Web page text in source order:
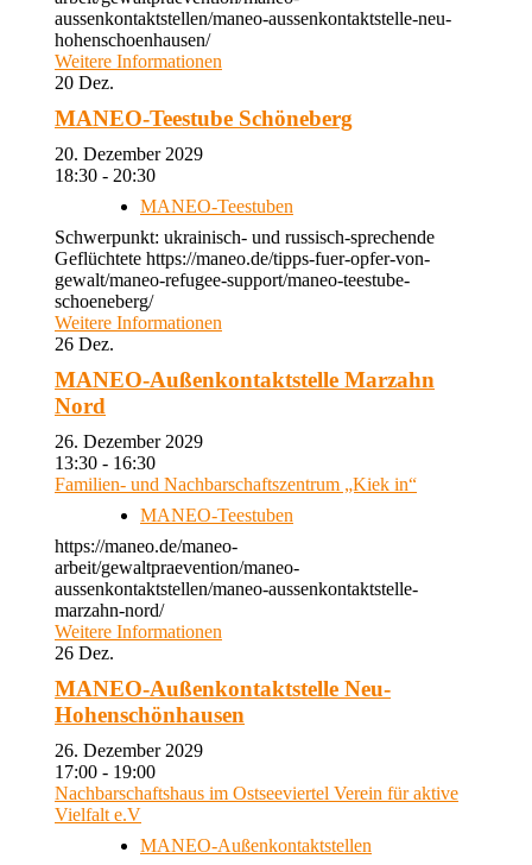
aussenkontaktstellen/maneo-aussenkontaktstelle-neu-
hohenschoenhausen/
Weitere Informationen
20 Dez.
MANEO-Teestube Schöneberg
20. Dezember 2029
18:30 - 20:30
MANEO-Teestuben
Schwerpunkt: ukrainisch- und russisch-sprechende
Geflüchtete https://maneo.de/tipps-fuer-opfer-von-
gewalt/maneo-refugee-support/maneo-teestube-
schoeneberg/
Weitere Informationen
26 Dez.
MANEO-Außenkontaktstelle Marzahn
Nord
26. Dezember 2029
13:30 - 16:30
Familien- und Nachbarschaftszentrum „Kiek in“
MANEO-Teestuben
https://maneo.de/maneo-
arbeit/gewaltpraevention/maneo-
aussenkontaktstellen/maneo-aussenkontaktstelle-
marzahn-nord/
Weitere Informationen
26 Dez.
MANEO-Außenkontaktstelle Neu-
Hohenschönhausen
26. Dezember 2029
17:00 - 19:00
Nachbarschaftshaus im Ostseeviertel Verein für aktive
Vielfalt e.V
MANEO-Außenkontaktstellen